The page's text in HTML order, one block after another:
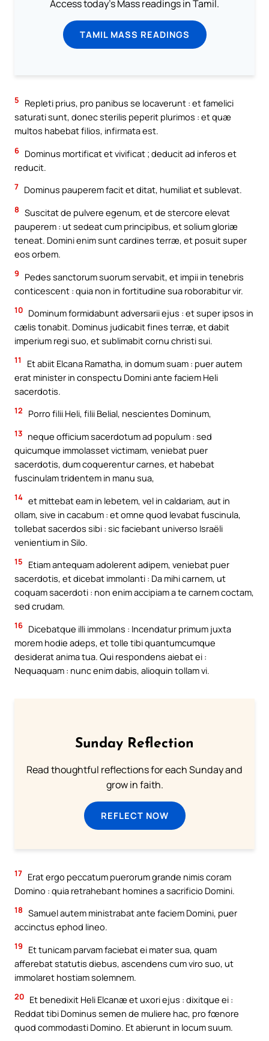
Access today's Mass readings in Tamil.
TAMIL MASS READINGS
5
Repleti prius, pro panibus se locaverunt : et famelici
saturati sunt, donec sterilis peperit plurimos : et quæ
multos habebat filios, infirmata est.
6 Dominus mortificat et vivificat ; deducit ad inferos et
reducit.
7 Dominus pauperem facit et ditat, humiliat et sublevat.
8 Suscitat de pulvere egenum, et de stercore elevat
pauperem : ut sedeat cum principibus, et solium gloriæ
teneat. Domini enim sunt cardines terræ, et posuit super
eos orbem.
9
Pedes sanctorum suorum servabit, et impii in tenebris
conticescent : quia non in fortitudine sua roborabitur vir.
10 Dominum formidabunt adversarii ejus : et super ipsos in
cælis tonabit. Dominus judicabit fines terræ, et dabit
imperium regi suo, et sublimabit cornu christi sui.
11
Et abiit Elcana Ramatha, in domum suam : puer autem
erat minister in conspectu Domini ante faciem Heli
sacerdotis.
12 Porro filii Heli, filii Belial, nescientes Dominum,
13 neque officium sacerdotum ad populum : sed
quicumque immolasset victimam, veniebat puer
sacerdotis, dum coquerentur carnes, et habebat
fuscinulam tridentem in manu sua,
14 et mittebat eam in lebetem, vel in caldariam, aut in
ollam, sive in cacabum : et omne quod levabat fuscinula,
tollebat sacerdos sibi : sic faciebant universo Israëli
venientium in Silo.
15
Etiam antequam adolerent adipem, veniebat puer
sacerdotis, et dicebat immolanti : Da mihi carnem, ut
coquam sacerdoti : non enim accipiam a te carnem coctam,
sed crudam.
16 Dicebatque illi immolans : Incendatur primum juxta
morem hodie adeps, et tolle tibi quantumcumque
desiderat anima tua. Qui respondens aiebat ei :
Nequaquam : nunc enim dabis, alioquin tollam vi.
Sunday Reflection
Read thoughtful reflections for each Sunday and
grow in faith.
REFLECT NOW
17 Erat ergo peccatum puerorum grande nimis coram
Domino : quia retrahebant homines a sacrificio Domini.
18 Samuel autem ministrabat ante faciem Domini, puer
accinctus ephod lineo.
19
Et tunicam parvam faciebat ei mater sua, quam
afferebat statutis diebus, ascendens cum viro suo, ut
immolaret hostiam solemnem.
20 Et benedixit Heli Elcanæ et uxori ejus : dixitque ei :
Reddat tibi Dominus semen de muliere hac, pro fœnore
quod commodasti Domino. Et abierunt in locum suum.